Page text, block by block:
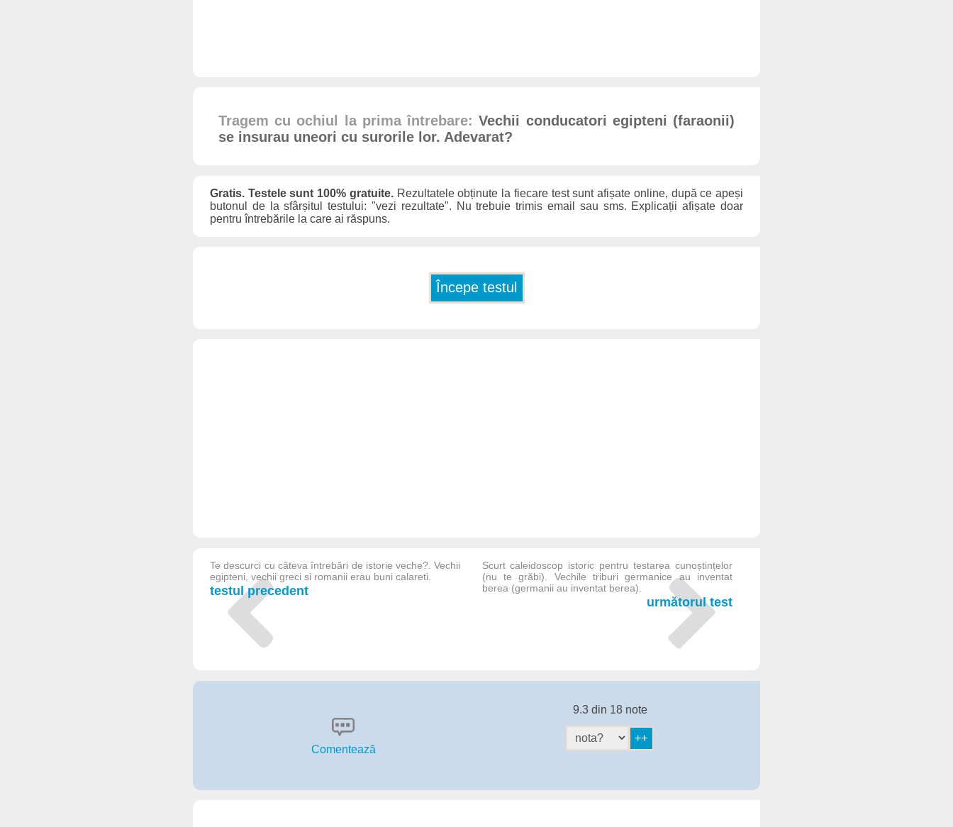
Tragem cu ochiul la prima întrebare:Vechii conducatori egipteni (faraonii)
se insurau uneori cu surorile lor. Adevarat?
Gratis. Testele sunt 100% gratuite.Rezultatele obținute la fiecare test sunt afișate online, după ce apeși
butonul de la sfârșitul testului: "vezi rezultate". Nu trebuie trimis email sau sms. Explicații afișate doar
pentru întrebările la care ai răspuns.
Te descurci cu câteva întrebări de istorie veche?. Vechii
egipteni, vechii greci si romanii erau buni calareti.
testul precedent
Scurt caleidoscop istoric pentru testarea cunoștințelor
(nu te grăbi). Vechile triburi germanice au inventat
berea (germanii au inventat berea).
următorul test
Comentează
9.3 din 18 note